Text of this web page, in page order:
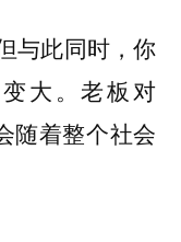
与此同时，你
大。老板对
随着整个社会